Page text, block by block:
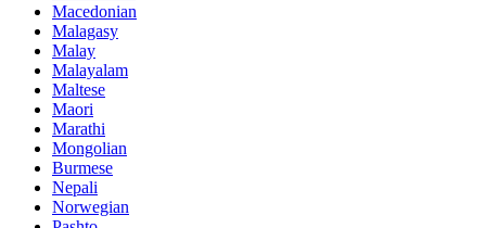
Macedonian
Malagasy
Malay
Malayalam
Maltese
Maori
Marathi
Mongolian
Burmese
Nepali
Norwegian